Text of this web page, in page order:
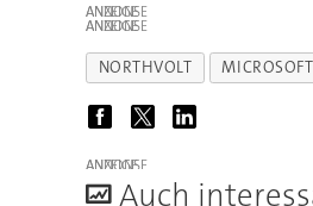
ANZEIGE
ANZEIGE
NORTHVOLT MICROSOFT
ANZEIGE
Auch